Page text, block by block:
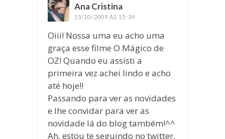
Ana Cristina
15/10/2009 ÀS 15:39
Oiii! Nossa uma eu acho uma
graça esse filme O Mágico de
OZ! Quando eu assisti a
primeira vez achei lindo e acho
até hoje!!
Passando para ver as novidades
e lhe convidar para ver as
novidade lá do blog também!^^
Ah, estou te seguindo no twitter,